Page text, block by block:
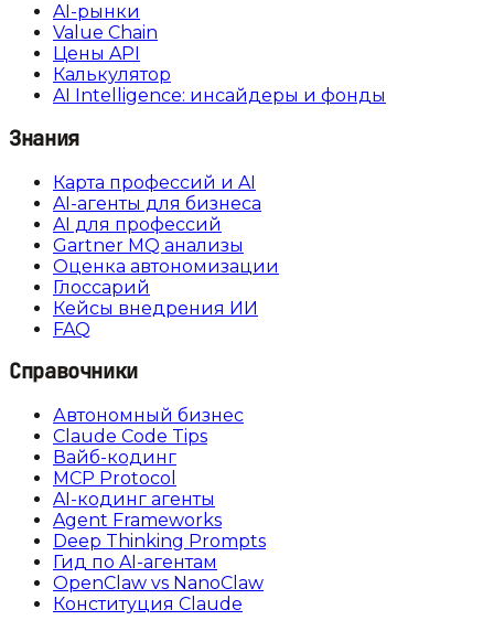
AI-рынки
Value Chain
Цены API
Калькулятор
AI Intelligence: инсайдеры и фонды
Знания
Карта профессий и AI
AI-агенты для бизнеса
AI для профессий
Gartner MQ анализы
Оценка автономизации
Глоссарий
Кейсы внедрения ИИ
FAQ
Справочники
Автономный бизнес
Claude Code Tips
Вайб-кодинг
MCP Protocol
AI-кодинг агенты
Agent Frameworks
Deep Thinking Prompts
Гид по AI-агентам
OpenClaw vs NanoClaw
Конституция Claude